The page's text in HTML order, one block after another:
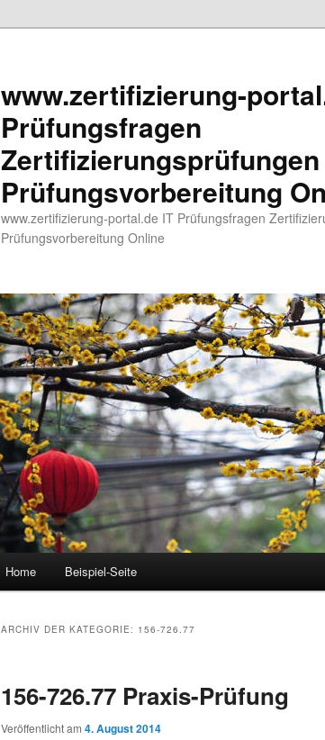
www.zertifizierung-
Prüfungsfragen
Zertifizierungsprüfungen
Prüfungsvorbereitung
www.zertifizierung-portal.de IT Prüfungsfragen
Prüfungsvorbereitung Online
Zum Inhalt wechseln
Zum sekundären Inhalt wechseln
Home Beispiel-Seite
ARCHIV DER KATEGORIE: 156-726.77
156-726.77 Praxis-Prüfung
Veröffentlicht am 4. August 2014